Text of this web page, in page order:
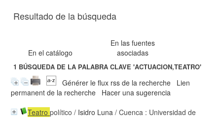
Resultado de la búsqueda
En el catálogo
En las fuentes
asociadas
1 BÚSQUEDA DE LA PALABRA CLAVE'ACTUACION,TEATRO'
Générer le flux rss de la recherche
Lien
permanent de la recherche
Hacer una sugerencia
Teatropolítico / Isidro Luna / Cuenca : Universidad de